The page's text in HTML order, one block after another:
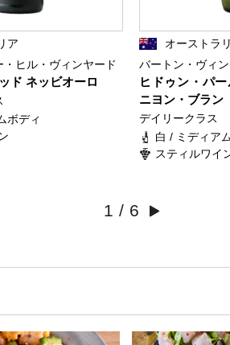
ア
ヒル・ヴィンヤード
ド ネッビオーロ
ボディ
オーストラ
バートン・ヴィ
ヒドゥン・パ
ニヨン・ブラン
デイリークラス
白 / ミディア
スティルワイ
1 / 6